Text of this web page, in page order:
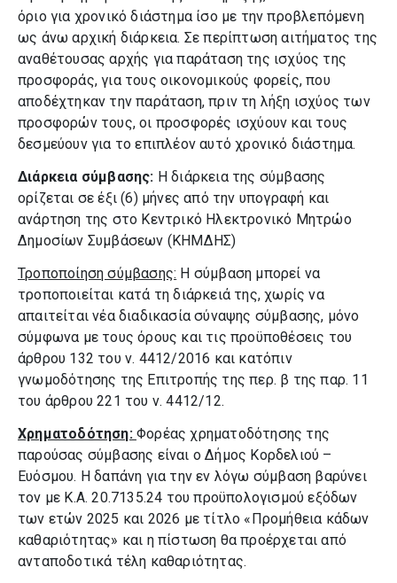
όριο για χρονικό διάστημα ίσο με την προβλεπόμενη
ως άνω αρχική διάρκεια. Σε περίπτωση αιτήματος της
αναθέτουσας αρχής για παράταση της ισχύος της
προσφοράς, για τους οικονομικούς φορείς, που
αποδέχτηκαν την παράταση, πριν τη λήξη ισχύος των
προσφορών τους, οι προσφορές ισχύουν και τους
δεσμεύουν για το επιπλέον αυτό χρονικό διάστημα.
Διάρκεια σύμβασης: Η διάρκεια της σύμβασης
ορίζεται σε έξι (6) μήνες από την υπογραφή και
ανάρτηση της στο Κεντρικό Ηλεκτρονικό Μητρώο
Δημοσίων Συμβάσεων (ΚΗΜΔΗΣ)
Τροποποίηση σύμβασης: Η σύμβαση μπορεί να
τροποποιείται κατά τη διάρκειά της, χωρίς να
απαιτείται νέα διαδικασία σύναψης σύμβασης, μόνο
σύμφωνα με τους όρους και τις προϋποθέσεις του
άρθρου 132 του ν. 4412/2016 και κατόπιν
γνωμοδότησης της Επιτροπής της περ. β της παρ. 11
του άρθρου 221 του ν. 4412/12.
Χρηματοδότηση: Φορέας χρηματοδότησης της
παρούσας σύμβασης είναι ο Δήμος Κορδελιού –
Ευόσμου. Η δαπάνη για την εν λόγω σύμβαση βαρύνει
τον με Κ.Α. 20.7135.24 του προϋπολογισμού εξόδων
των ετών 2025 και 2026 με τίτλο «Προμήθεια κάδων
καθαριότητας» και η πίστωση θα προέρχεται από
ανταποδοτικά τέλη καθαριότητας.